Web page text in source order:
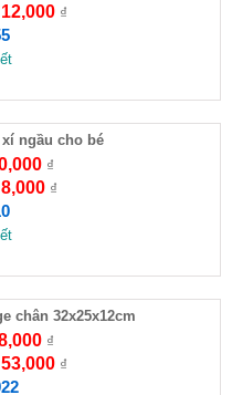
12,000₫
ngầu cho bé
₫
8,000₫
chân 32x25x12cm
₫
53,000₫